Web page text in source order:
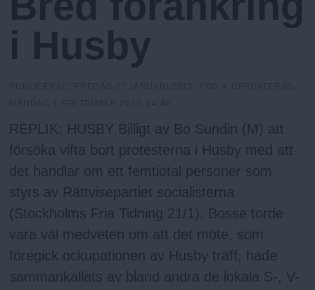
h
o
m
s
F
r
n
y
i Husby
REPLIK: HUSBY Billigt av Bo Sundin (M) att
försöka vifta bort protesterna i Husby med att
det handlar om ett femtiotal personer som
styrs av Rättvisepartiet socialisterna
(Stockholms Fria Tidning 21/1). Bosse torde
vara väl medveten om att det möte, som
föregick ockupationen av Husby träff, hade
sammankallats av bland andra de lokala S-, V-